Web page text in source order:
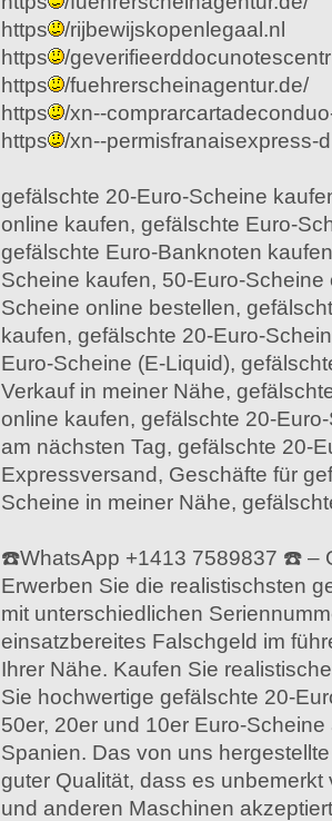
https
/rijbewijskopenlegaal.nl
https
/
https
/fuehrerscheinagentur.de/
https
/xn--
https
/xn--permisfranaisexpress-
gefälschte 20-Euro-Scheine
online kaufen, gefälschte Euro-
gefälschte Euro-Banknoten
Scheine kaufen, 50-Euro-
Scheine online bestellen,
kaufen, gefälschte 20-Euro-
Euro-Scheine (E-Liquid),
Verkauf in meiner Nähe,
online kaufen, gefälschte 20-
am nächsten Tag, gefälschte 20-
Expressversand, Geschäfte für
Scheine in meiner Nähe,
☎️WhatsApp +1413 7589837 ☎️ –
Erwerben Sie die realistischsten
mit unterschiedlichen
einsatzbereites Falschgeld im
Ihrer Nähe. Kaufen Sie
Sie hochwertige gefälschte 20-
50er, 20er und 10er Euro-
Spanien. Das von uns
guter Qualität, dass es
und anderen Maschinen